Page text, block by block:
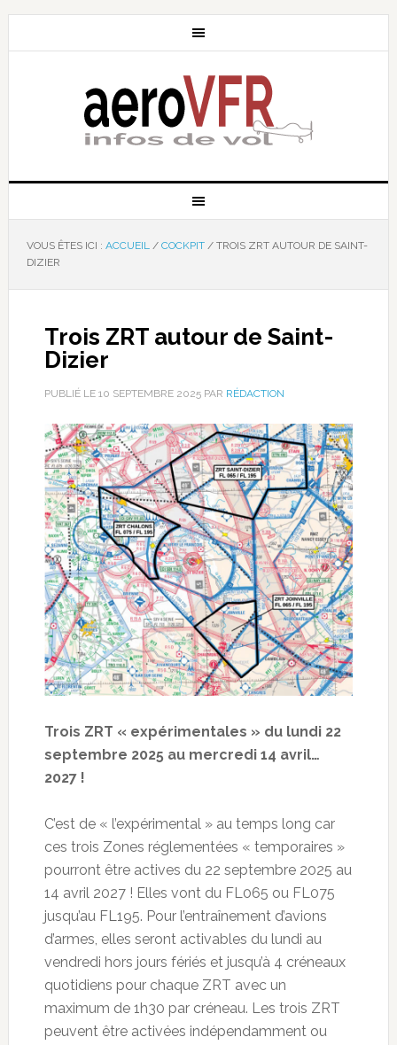
VOUS ÊTES ICI : ACCUEIL / COCKPIT /TROIS ZRT AUTOUR DE SAINT-
DIZIER
Trois ZRT autour de Saint-
Dizier
PUBLIÉ LE 10 SEPTEMBRE 2025PAR RÉDACTION
Trois ZRT « expérimentales » du lundi 22
septembre 2025 au mercredi 14 avril…
2027 !
C’est de « l’expérimental » au temps long car
ces trois Zones réglementées « temporaires »
pourront être actives du 22 septembre 2025 au
14 avril 2027 ! Elles vont du FL065 ou FL075
jusqu’au FL195. Pour l’entraînement d’avions
d’armes, elles seront activables du lundi au
vendredi hors jours fériés et jusqu’à 4 créneaux
quotidiens pour chaque ZRT avec un
maximum de 1h30 par créneau. Les trois ZRT
peuvent être activées indépendamment ou